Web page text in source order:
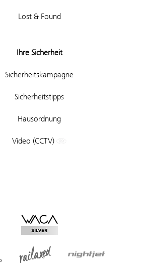
Lost & Found
Ihre Sicherheit
Sicherheitskampagne
Sicherheitstipps
Hausordnung
Video (CCTV)